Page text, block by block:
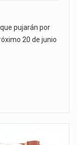
pujarán por
20 de junio